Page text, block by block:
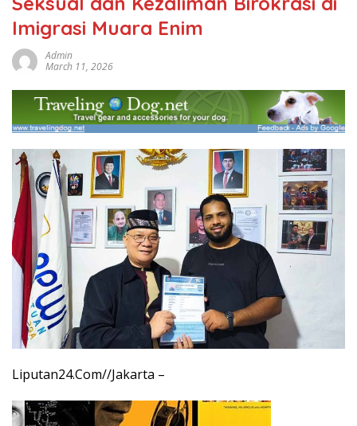
Imigrasi Muara Enim
Admin
March 11, 2026
Liputan24.Com//Jakarta –